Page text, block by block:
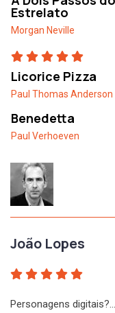
Estrelato
Morgan Neville
Licorice Pizza
Paul Thomas Anderson
Benedetta
Paul Verhoeven
João Lopes
Personagens